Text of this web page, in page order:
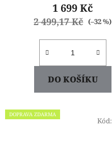
1 699 Kč
2 499,17 Kč (–32 %)
DO KOŠÍKU
DOPRAVA ZDARMA
Kód: